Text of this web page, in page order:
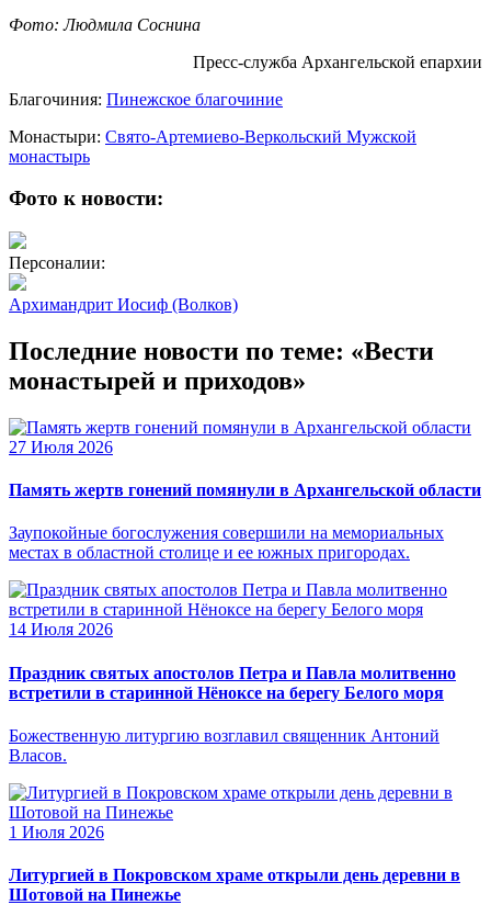
Фото: Людмила Соснина
Пресс-служба Архангельской епархии
Благочиния: Пинежское благочиние
Монастыри: Свято-Артемиево-Веркольский Мужской
монастырь
Фото к новости:
Персоналии:
Архимандрит Иосиф (Волков)
Последние новости по теме: «Вести
монастырей и приходов»
27 Июля 2026
Память жертв гонений помянули в Архангельской области
Заупокойные богослужения совершили на мемориальных
местах в областной столице и ее южных пригородах.
14 Июля 2026
Праздник святых апостолов Петра и Павла молитвенно
встретили в старинной Нёноксе на берегу Белого моря
Божественную литургию возглавил священник Антоний
Власов.
1 Июля 2026
Литургией в Покровском храме открыли день деревни в
Шотовой на Пинежье